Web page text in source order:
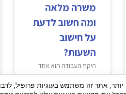
משרה מלאה
ומה חשוב לדעת
על חישוב
השעות?
היקף העבודה הוא אחד
הנתונים החשובים ביותר
בכל הצעת עבודה. הוא
יותר, אתר זה משתמש בעוגיות פרופיל,